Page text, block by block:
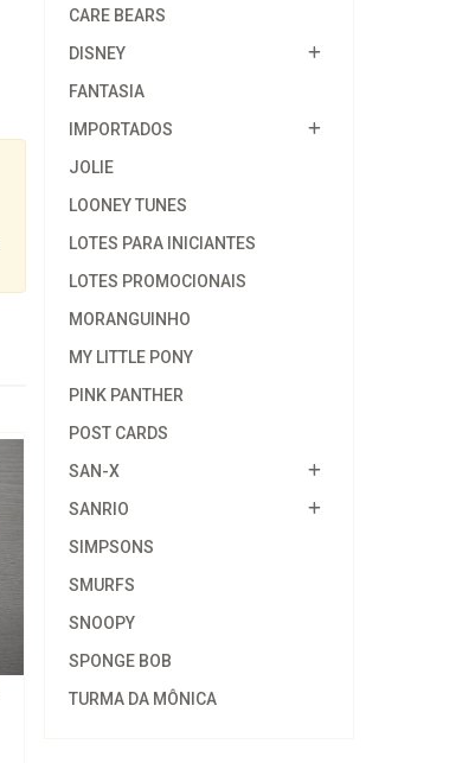
CARE BEARS
DISNEY
FANTASIA
IMPORTADOS
JOLIE
LOONEY TUNES
LOTES PARA INICIANTES
LOTES PROMOCIONAIS
MORANGUINHO
MY LITTLE PONY
PINK PANTHER
POST CARDS
SAN-X
SANRIO
SIMPSONS
SMURFS
SNOOPY
SPONGE BOB
TURMA DA MÔNICA